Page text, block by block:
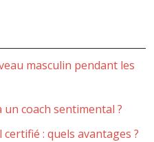
masculin pendant les
coach sentimental ?
: quels avantages ?